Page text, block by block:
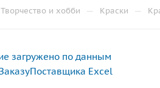
Творчество и хобби — Краски —